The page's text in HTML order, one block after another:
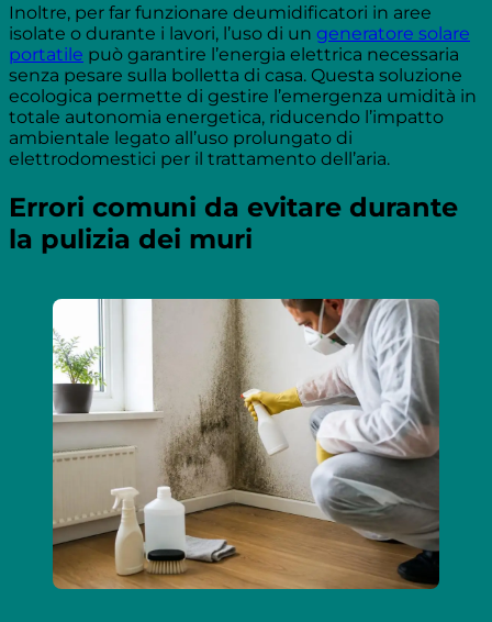
Inoltre, per far funzionare deumidificatori in aree
isolate o durante i lavori, l’uso di un generatore solare
portatile può garantire l’energia elettrica necessaria
senza pesare sulla bolletta di casa. Questa soluzione
ecologica permette di gestire l’emergenza umidità in
totale autonomia energetica, riducendo l’impatto
ambientale legato all’uso prolungato di
elettrodomestici per il trattamento dell’aria.
Errori comuni da evitare durante
la pulizia dei muri